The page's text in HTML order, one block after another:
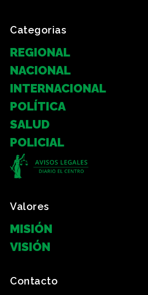
Categorias
REGIONAL
NACIONAL
INTERNACIONAL
POLÍTICA
SALUD
POLICIAL
Valores
MISIÓN
VISIÓN
Contacto